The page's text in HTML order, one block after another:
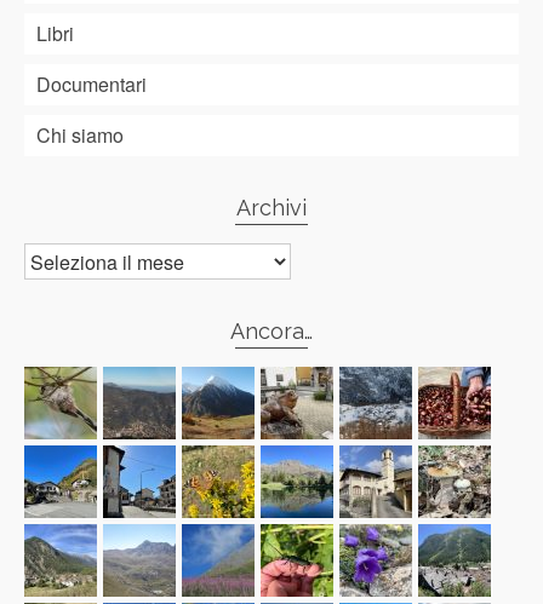
Libri
Documentari
Chi siamo
Archivi
Archivi
Ancora…